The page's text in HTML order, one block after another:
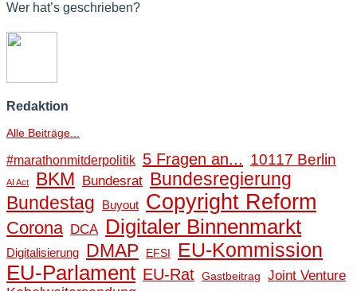
Wer hat’s geschrieben?
Redaktion
Alle Beiträge...
#marathonmitderpolitik 5 Fragen an... 10117 Berlin
AI Act BKM Bundesrat Bundesregierung
Bundestag
Buyout Copyright Reform
Corona DCA Digitaler Binnenmarkt
Digitalisierung DMAP EFSI EU-Kommission
EU-Parlament EU-Rat Gastbeitrag Joint Venture